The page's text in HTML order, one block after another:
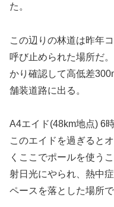
た。
この辺りの林道は昨年
呼び止められた場所だ
かり確認して高低差
舗装道路に出る。
A4エイド(48km地点) 6
このエイドを過ぎると
くここでポールを使う
射日光にやられ、熱中
ペースを落とした場所で